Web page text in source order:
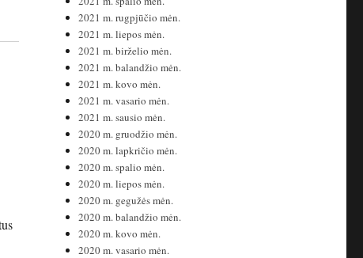
2021 m. rugpjūčio mėn.
2021 m. liepos mėn.
2021 m. birželio mėn.
2021 m. balandžio mėn.
2021 m. kovo mėn.
2021 m. vasario mėn.
2021 m. sausio mėn.
2020 m. gruodžio mėn.
2020 m. lapkričio mėn.
2020 m. spalio mėn.
2020 m. liepos mėn.
2020 m. gegužės mėn.
2020 m. balandžio mėn.
2020 m. kovo mėn.
2020 m. vasario mėn.